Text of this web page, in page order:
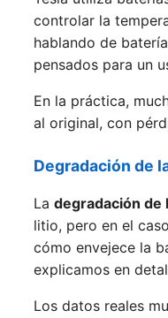
controlar la
hablando de
pensados para un
En la práctica,
al original, con
Degradación de
La degradación de
litio, pero en el
cómo envejece la
explicamos en
Los datos reales